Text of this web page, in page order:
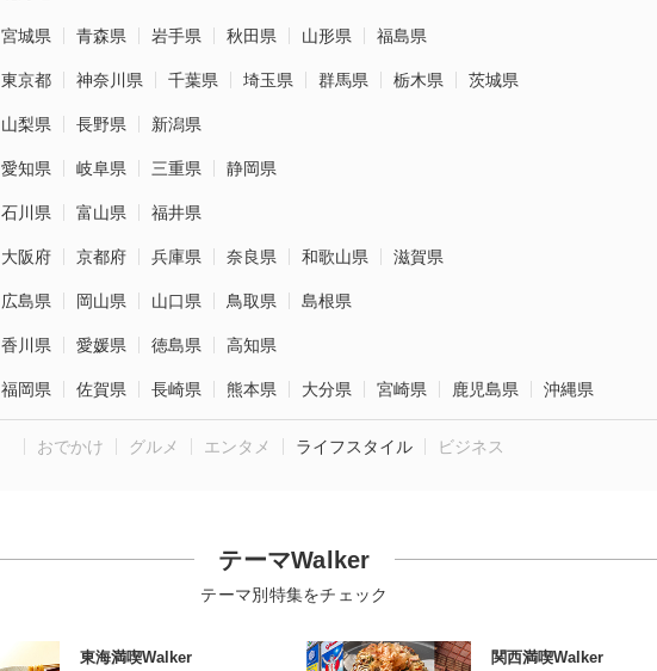
宮城県 青森県 岩手県 秋田県 山形県 福島県
東京都 神奈川県 千葉県 埼玉県 群馬県 栃木県 茨城県
山梨県 長野県 新潟県
愛知県 岐阜県 三重県 静岡県
石川県 富山県 福井県
大阪府 京都府 兵庫県 奈良県 和歌山県 滋賀県
広島県 岡山県 山口県 鳥取県 島根県
香川県 愛媛県 徳島県 高知県
福岡県 佐賀県 長崎県 熊本県 大分県 宮崎県 鹿児島県 沖縄県
おでかけ グルメ エンタメ ライフスタイル ビジネス
テーマWalker
テーマ別特集をチェック
東海満喫Walker
関西満喫Walker